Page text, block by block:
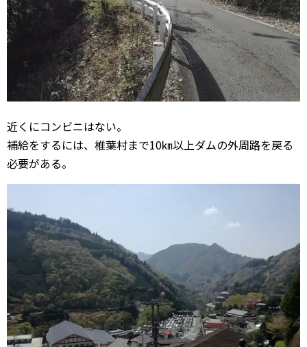
近くにコンビニはない。
補給をするには、椎葉村まで10㎞以上ダムの外周路を戻る
必要がある。